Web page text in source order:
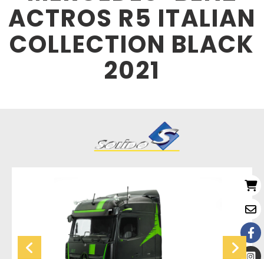
ACTROS R5 ITALIAN
COLLECTION BLACK
2021